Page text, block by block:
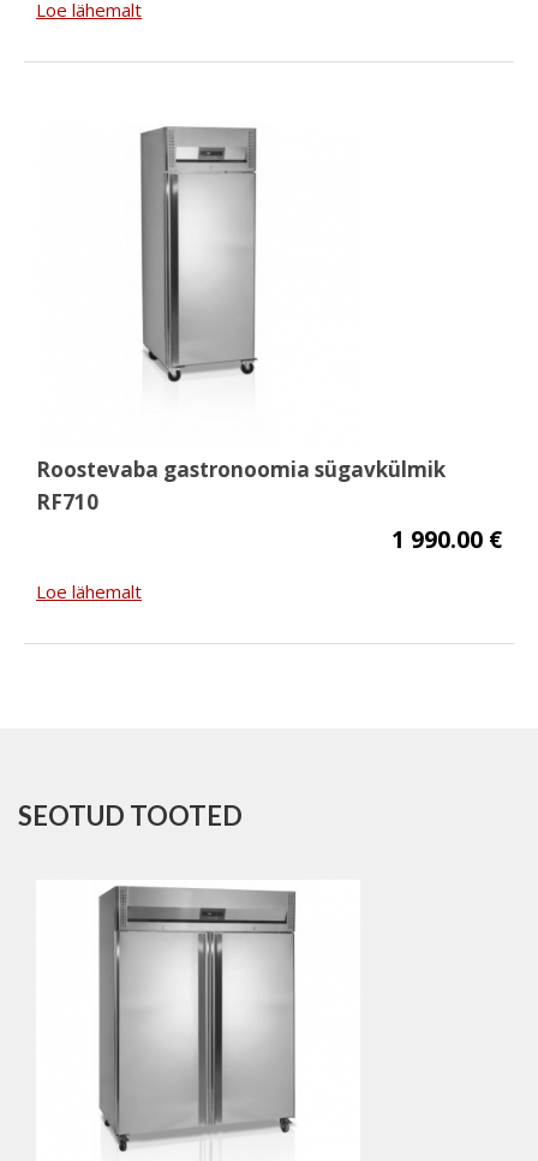
Loe lähemalt
Roostevaba gastronoomia sügavkülmik
RF710
1 990.00 €
Loe lähemalt
SEOTUD TOOTED